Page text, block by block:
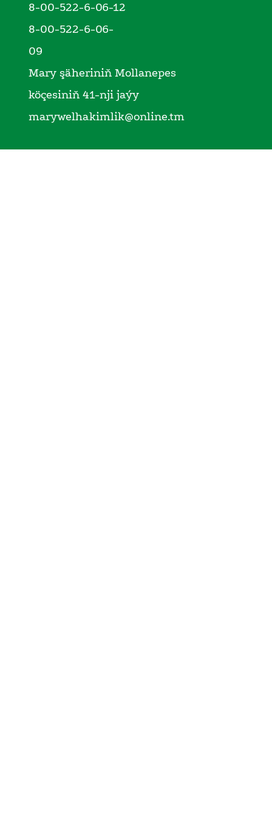
8-00-522-6-06-12
8-00-522-6-06-
09
Mary şäheriniň Mollanepes
köçesiniň 41-nji jaýy
marywelhakimlik@online.tm